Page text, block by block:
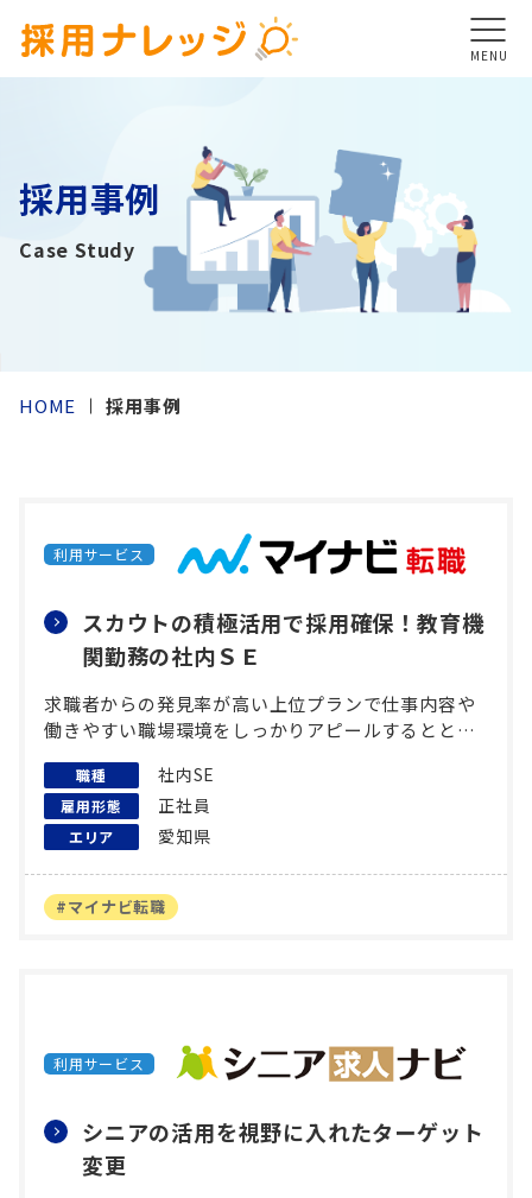
MENU
採用事例
Case Study
HOME 採用事例
#マイナビ転職
利用サービス
スカウトの積極活用で採用確保！教育機
関勤務の社内ＳＥ
求職者からの発見率が高い上位プランで仕事内容や
働きやすい職場環境をしっかりアピールするととも
た。職種 社内SE
雇用形態 正社員
エリア 愛知県
利用サービス
シニアの活用を視野に入れたターゲット
変更